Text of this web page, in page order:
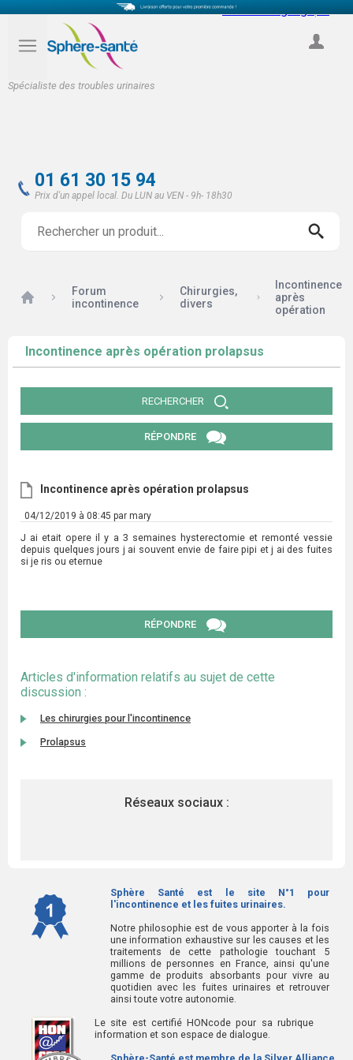
Spécialiste des troubles urinaires
Select Language
01 61 30 15 94
Prix d'un appel local. Du LUN au VEN - 9h- 18h30
Accueil
Forum
incontinence
Chirurgies,
divers
Incontinence
après
opération
Incontinence après opération prolapsus
RECHERCHER
RÉPONDRE
Incontinence après opération prolapsus
04/12/2019 à 08:45 par mary
J ai etait opere il y a 3 semaines hysterectomie et remonté vessie
depuis quelques jours j ai souvent envie de faire pipi et j ai des fuites
si je ris ou eternue
RÉPONDRE
Articles d'information relatifs au sujet de cette
discussion :
Les chirurgies pour l'incontinence
Prolapsus
Réseaux sociaux :
Sphère Santé est le site N°1 pour
l'incontinence et les fuites urinaires.
Notre philosophie est de vous apporter à la fois
une information exhaustive sur les causes et les
traitements de cette pathologie touchant 5
millions de personnes en France, ainsi qu'une
gamme de produits absorbants pour vivre au
quotidien avec les fuites urinaires et retrouver
ainsi toute votre autonomie.
Le site est certifié HONcode pour sa rubrique
information et son espace de dialogue.